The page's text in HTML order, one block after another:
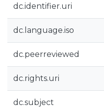
dc.identifier.uri
dc.language.iso
dc.peerreviewed
dc.rights.uri
dc.subject